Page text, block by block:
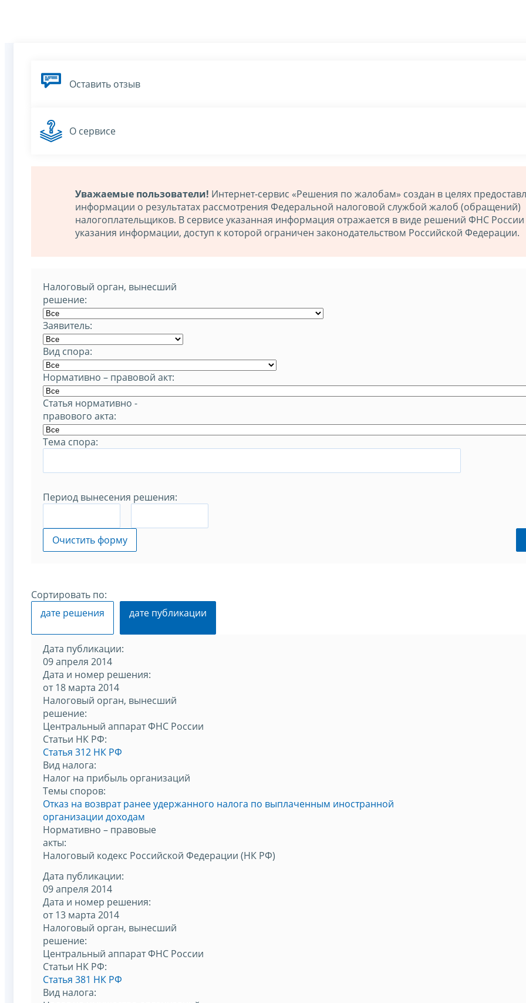
Оставить отзыв
О сервисе
Уважаемые пользователи! Интернет-сервис «Решения по жалобам» создан в целях
информации о результатах рассмотрения Федеральной налоговой службой жалоб (обращений)
налогоплательщиков. В сервисе указанная информация отражается в виде решений ФНС России
указания информации, доступ к которой ограничен законодательством Российской Федерации.
Налоговый орган, вынесший
решение:
Заявитель:
Вид спора:
Нормативно – правовой акт:
Статья нормативно -
правового акта:
Тема спора:
Период вынесения решения:
Очистить форму
Сортировать по:
дате решения
дате публикации
Дата публикации:
09 апреля 2014
Дата и номер решения:
от 18 марта 2014
Налоговый орган, вынесший
решение:
Центральный аппарат ФНС России
Статьи НК РФ:
Статья 312 НК РФ
Вид налога:
Налог на прибыль организаций
Темы споров:
Отказ на возврат ранее удержанного налога по выплаченным иностранной
организации доходам
Нормативно – правовые
акты:
Налоговый кодекс Российской Федерации (НК РФ)
Дата публикации:
09 апреля 2014
Дата и номер решения:
от 13 марта 2014
Налоговый орган, вынесший
решение:
Центральный аппарат ФНС России
Статьи НК РФ:
Статья 381 НК РФ
Вид налога: